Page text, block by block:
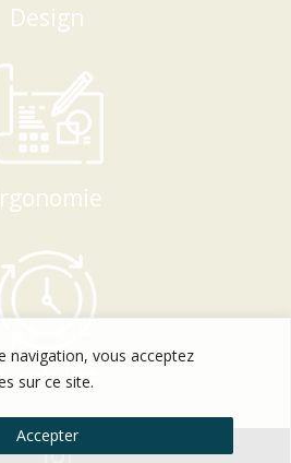
navigation, vous acceptez
sur ce site.
Accepter
Design